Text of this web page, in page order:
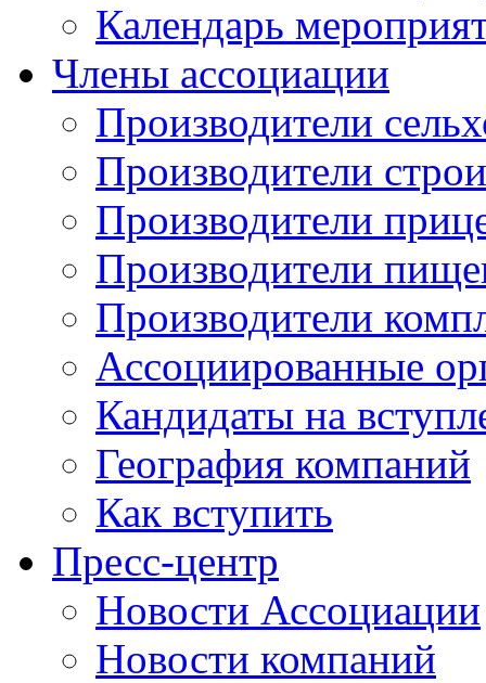
Календарь
Члены ассоциации
Производители
Производители
Производители
Производители
Производители
Ассоциированные
Кандидаты на
География компаний
Как вступить
Пресс-центр
Новости Ассоциации
Новости компаний